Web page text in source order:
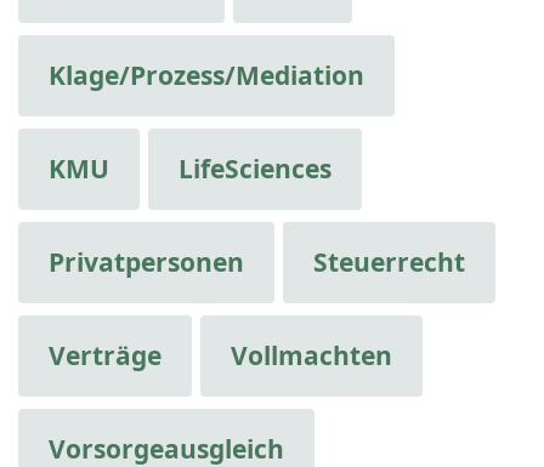
Klage/Prozess/Mediation
KMU LifeSciences
Privatpersonen Steuerrecht
Verträge Vollmachten
Vorsorgeausgleich